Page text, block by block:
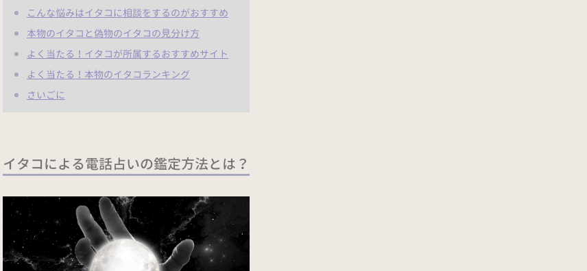
こんな悩みはイタコに相談をするのがおすすめ
本物のイタコと偽物のイタコの見分け方
よく当たる！イタコが所属するおすすめサイト
よく当たる！本物のイタコランキング
さいごに
イタコによる電話占いの鑑定方法とは？